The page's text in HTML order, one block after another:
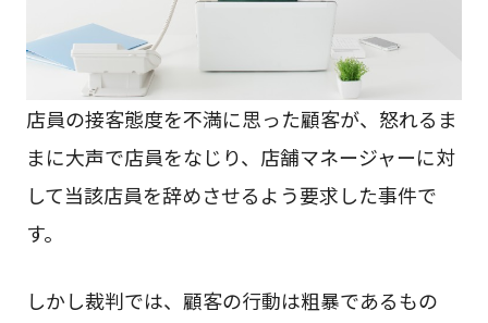
店員の接客態度を不満に思った顧客が、怒れるま
まに大声で店員をなじり、店舗マネージャーに対
して当該店員を辞めさせるよう要求した事件で
す。
しかし裁判では、顧客の行動は粗暴であるもの